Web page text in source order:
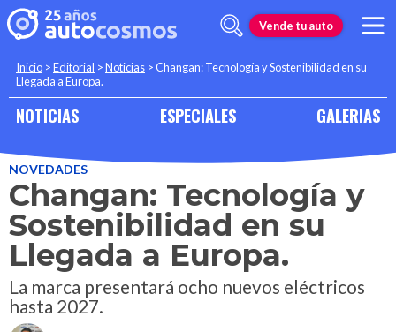
Vende tu auto
Inicio >Editorial >Noticias >Changan: Tecnología y Sostenibilidad en su
Llegada a Europa.
NOTICIAS ESPECIALES GALERIAS
NOVEDADES
Changan: Tecnología y
Sostenibilidad en su
Llegada a Europa.
La marca presentará ocho nuevos eléctricos
hasta 2027.